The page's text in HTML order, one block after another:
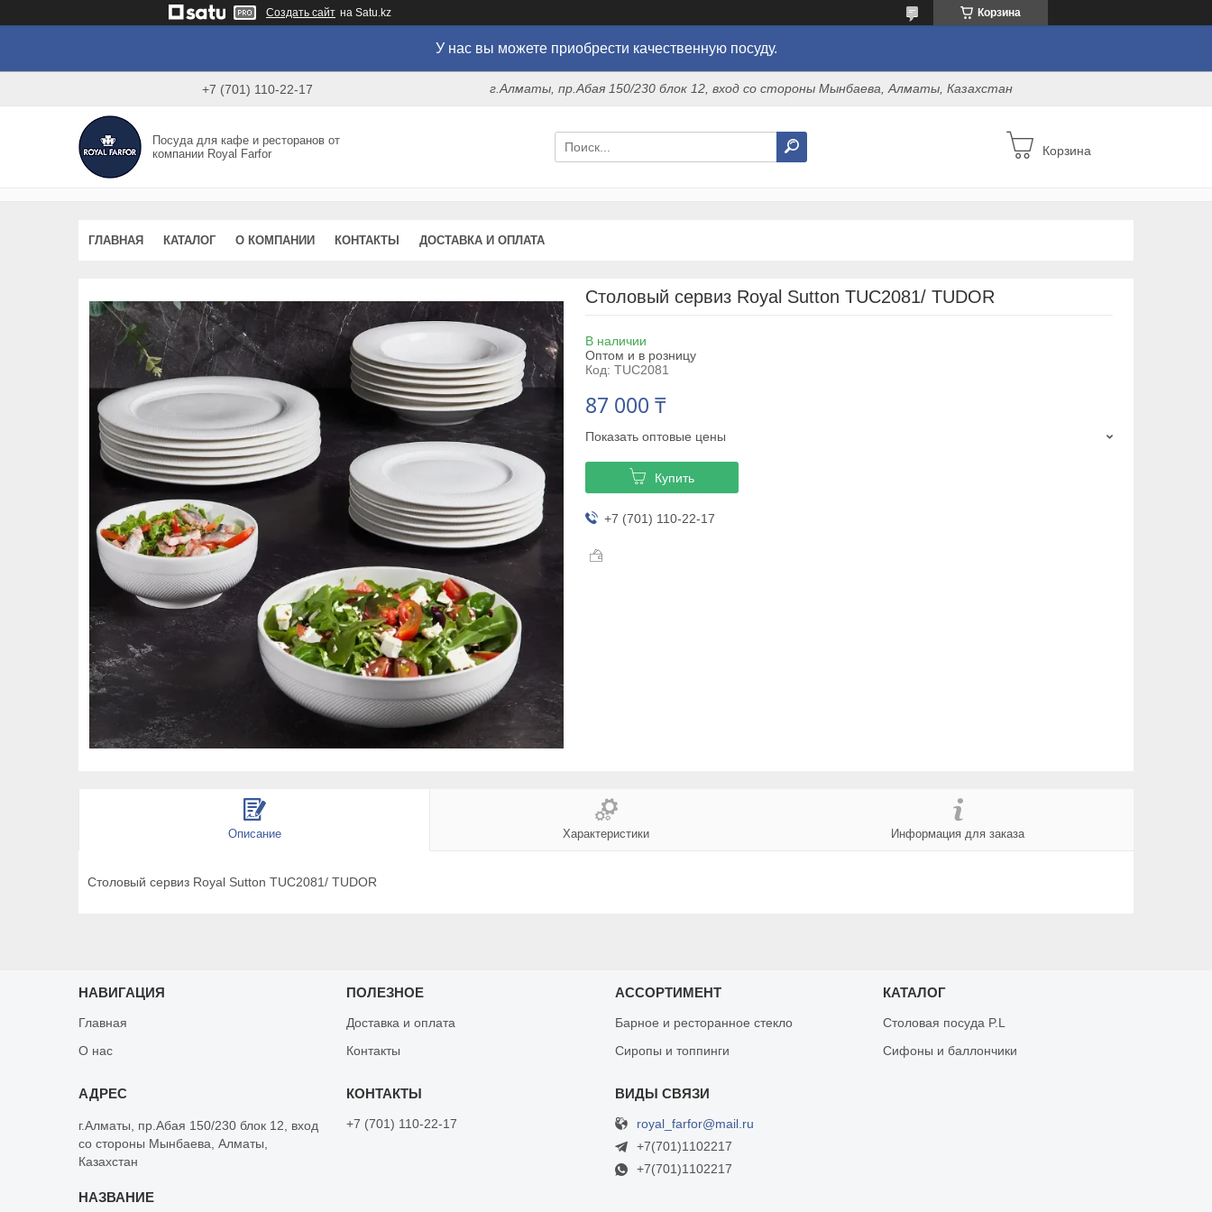
Создать сайт на Satu.kz Корзина
У нас вы можете приобрести качественную посуду.
+7 (701) 110-22-17 г.Алматы, пр.Абая 150/230 блок 12, вход со стороны Мынбаева, Алматы, Казахстан
Посуда для кафе и ресторанов от
компании Royal Farfor
Корзина
ГЛАВНАЯ КАТАЛОГ О КОМПАНИИ КОНТАКТЫ ДОСТАВКА И ОПЛАТА
Столовый сервиз Royal Sutton TUC2081/ TUDOR
В наличии
Оптом и в розницу
Код: TUC2081
87 000 ₸
Показать оптовые цены
Купить
+7 (701) 110-22-17
Описание Характеристики Информация для заказа
Столовый сервиз Royal Sutton TUC2081/ TUDOR
НАВИГАЦИЯ
Главная
О нас
ПОЛЕЗНОЕ
Доставка и оплата
Контакты
АССОРТИМЕНТ
Барное и ресторанное стекло
Сиропы и топпинги
КАТАЛОГ
Столовая посуда P.L
Сифоны и баллончики
г.Алматы, пр.Абая 150/230 блок 12, вход
со стороны Мынбаева, Алматы,
Казахстан
+7 (701) 110-22-17
royal_farfor@mail.ru
+7(701)1102217
+7(701)1102217